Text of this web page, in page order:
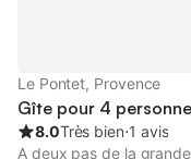
Le Pontet, Provence
Gîte pour 4
8.0Très bien⋅1 avis
A deux pas de la